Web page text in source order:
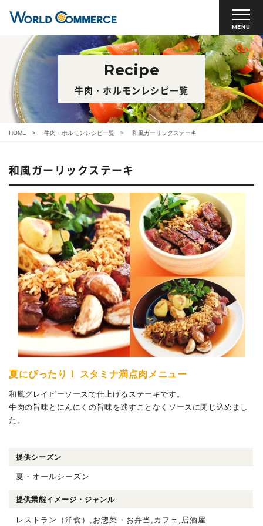
MENU
Recipe
牛肉・ホルモンレシピ一覧
HOME 牛肉・ホルモンレシピ一覧 和風ガーリックステーキ
和風ガーリックステーキ
夏にぴったり！ スタミナ満点肉メニュー
和風グレイビーソースで仕上げるステーキです。
牛肉の旨味とにんにくの旨味を逃すことなくソースに閉じ込めまし
た。
提供シーズン
夏・オールシーズン
提供業態イメージ・ジャンル
レストラン（洋食）,お惣菜・お弁当,カフェ,居酒屋